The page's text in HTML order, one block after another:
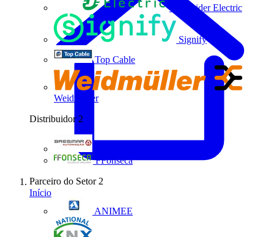
Schneider Electric
Signify
Top Cable
Weidmüller
Distribuidor 2
FFonseca
Parceiro do Setor 2
ANIMEE
Início